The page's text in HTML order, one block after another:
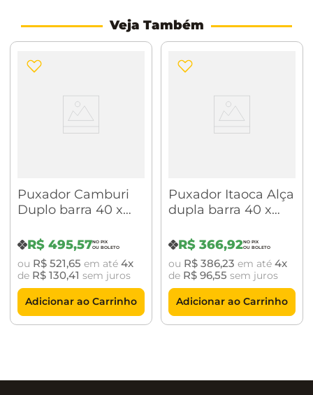
Veja Também
Puxador Camburi
Duplo barra 40 x
R$ 495,57
ou R$ 521,65 em até 4
de R$ 130,41 sem juros
Adicionar ao Carrinho
Puxador Itaoca Alça
dupla barra 40 x
R$ 366,92
ou R$ 386,23 em até 4
de R$ 96,55 sem juros
Adicionar ao Carrinho